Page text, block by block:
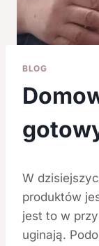
BLOG
W
produktów
jest to w
uginają.